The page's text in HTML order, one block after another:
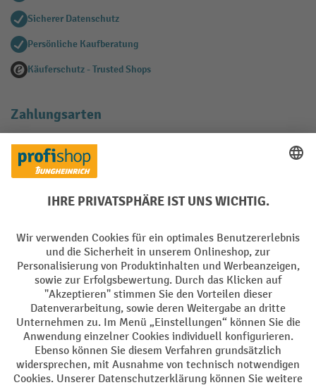
Sicherer Datenschutz
Persönliche Kaufberatung
Käuferschutz - Trusted Shops
Zahlungsarten
Creditcard (Master)
Facebook
YouTube
LinkedIn
Instagram
AGB Impressum Datenschutz
Barrierefreiheit Privacy Settings